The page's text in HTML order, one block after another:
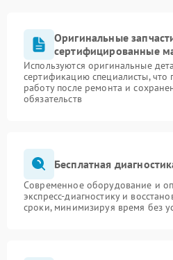
Оригинальные
сертифицированные
Используются оригинальные
сертификацию специалисты, что
работу после ремонта и
обязательств
Бесплатная
Современное оборудование и
экспресс-диагностику и
сроки, минимизируя время без